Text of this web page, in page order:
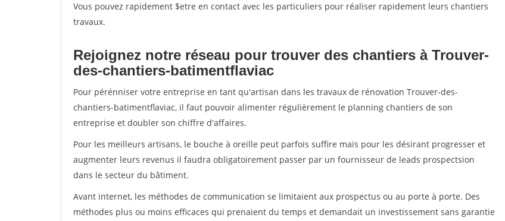
Vous pouvez rapidement $etre en contact avec les particuliers pour réaliser rapidement leurs chantiers
travaux.
Rejoignez notre réseau pour trouver des chantiers à Trouver-
des-chantiers-batimentflaviac
Pour pérénniser votre entreprise en tant qu'artisan dans les travaux de rénovation Trouver-des-
chantiers-batimentflaviac, il faut pouvoir alimenter régulièrement le planning chantiers de son
entreprise et doubler son chiffre d'affaires.
Pour les meilleurs artisans, le bouche à oreille peut parfois suffire mais pour les désirant progresser et
augmenter leurs revenus il faudra obligatoirement passer par un fournisseur de leads prospectsion
dans le secteur du bâtiment.
Avant internet, les méthodes de communication se limitaient aux prospectus ou au porte à porte. Des
méthodes plus ou moins efficaces qui prenaient du temps et demandait un investissement sans garantie